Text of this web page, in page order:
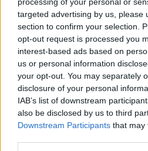
targeted advertising by us, please
section to confirm your selection.
opt-out request is processed you
interest-based ads based on
us or personal information
your opt-out. You may separately
disclosure of your personal
IAB’s list of downstream
also be disclosed by us to third
Downstream Participants that may
refuerzos de dos unidades
hasta el 5 de enero, lo que
frecuencia del servicio
comerciales de Triana-
Infinito, Mesa y López y
A la Línea 32 se agregará un
fines de semana de la
permite una frecuencia de
recorrido oficial de esta línea,
Auditorio Alfredo Kraus, por
Ansite (cementerio del